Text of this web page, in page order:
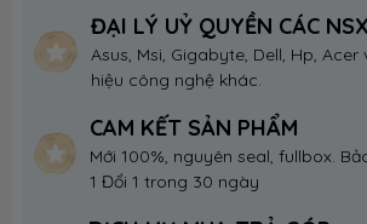
ĐẠI LÝ UỶ QUYỀN CÁC NSX
Asus, Msi, Gigabyte, Dell, Hp,
hiệu công nghệ khác.
CAM KẾT SẢN PHẨM
Mới 100%, nguyên seal, fullbox.
1 Đổi 1 trong 30 ngày